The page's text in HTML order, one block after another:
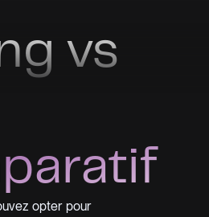
vs
opter pour